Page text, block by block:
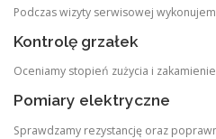
Podczas wizyty serwisowej
Kontrolę grzałek
Oceniamy stopień zużycia i
Pomiary elektryczne
Sprawdzamy rezystancję oraz